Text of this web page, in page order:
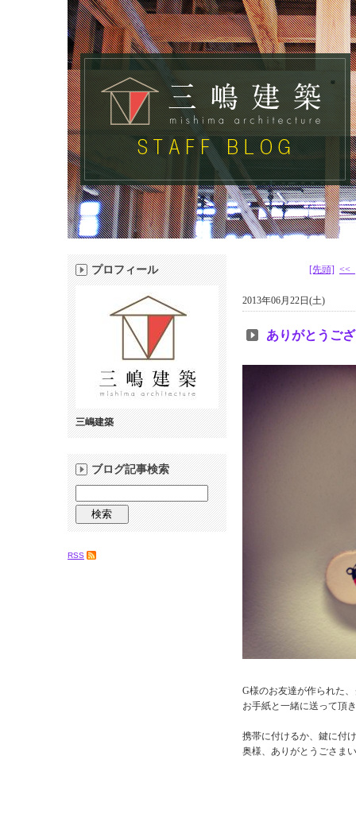
[先頭] <<
2013年06月22日(土)
ありがとうご
G様のお友達が作られた
お手紙と一緒に送って頂
携帯に付けるか、鍵に付
奥様、ありがとうごさま
プロフィール
三嶋建築
ブログ記事検索
RSS